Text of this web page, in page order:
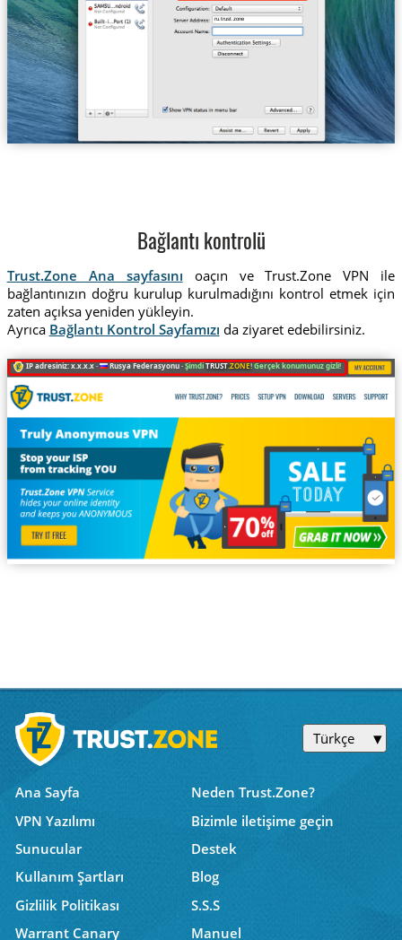
ru.trust.zone
Bağlantı kontrolü
Trust.Zone Ana sayfasını oaçın ve Trust.Zone VPN ile
bağlantınızın doğru kurulup kurulmadığını kontrol etmek için
zaten açıksa yeniden yükleyin.
Ayrıca Bağlantı Kontrol Sayfamızı da ziyaret edebilirsiniz.
IP adresiniz: x.x.x.x · Rusya Federasyonu ·ŞimdiTRUST.ZONE! Gerçek konumunuz gizli!
Türkçe
Ana Sayfa
Neden Trust.Zone?
VPN Yazılımı
Bizimle iletişime geçin
Sunucular
Destek
Kullanım Şartları
Blog
Gizlilik Politikası
S.S.S
Warrant Canary
Manuel